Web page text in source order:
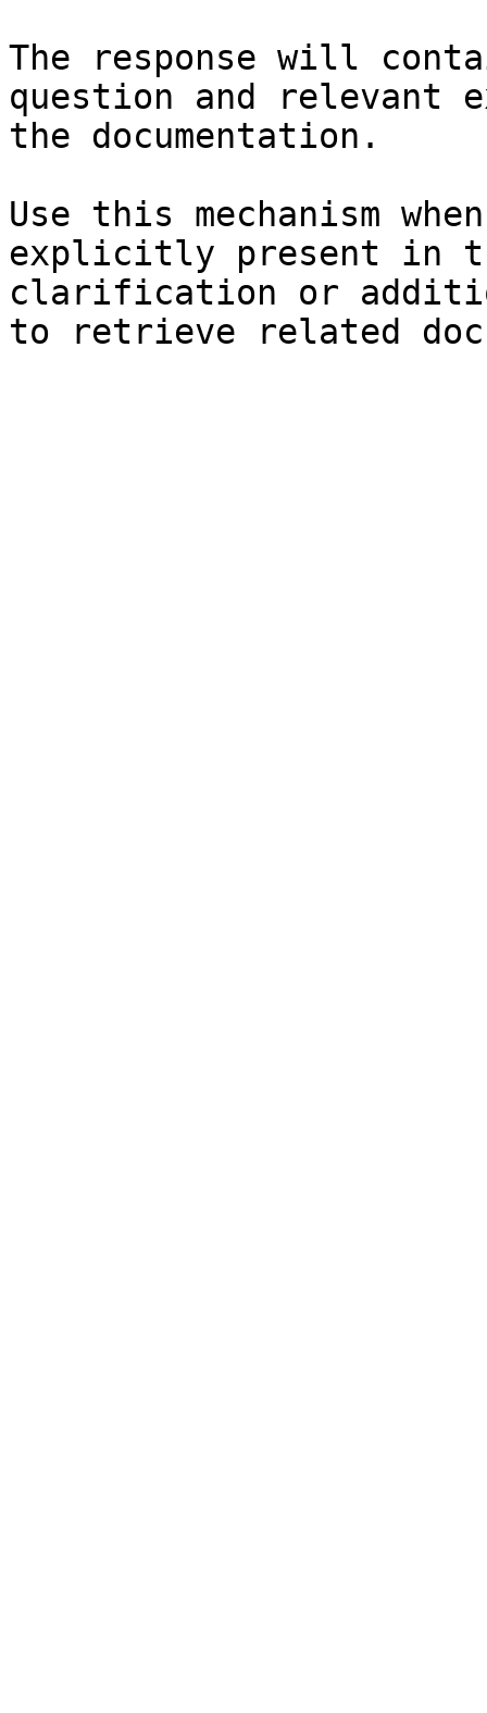
The response will
question and relevant
the documentation.
Use this mechanism
explicitly present in
clarification or